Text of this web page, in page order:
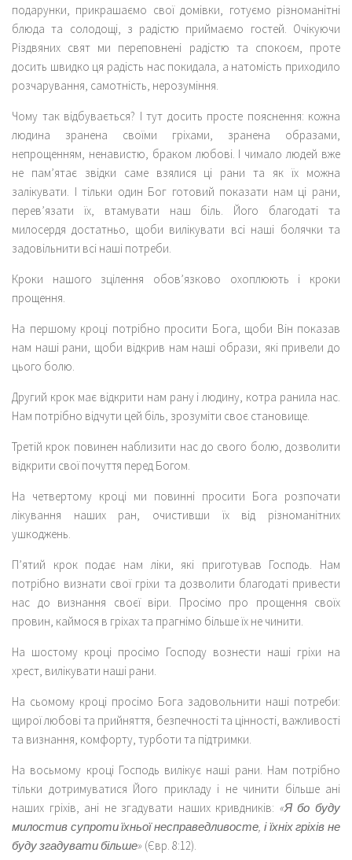
подарунки, прикрашаємо свої домівки, готуємо різноманітні
блюда та солодощі, з радістю приймаємо гостей. Очікуючи
Різдвяних свят ми переповнені радістю та спокоєм, проте
досить швидко ця радість нас покидала, а натомість приходило
розчарування, самотність, нерозуміння.
Чому так відбувається? І тут досить просте пояснення: кожна
людина зранена своїми гріхами, зранена образами,
непрощенням, ненавистю, браком любові. І чимало людей вже
не пам’ятає звідки саме взялися ці рани та як їх можна
залікувати. І тільки один Бог готовий показати нам ці рани,
перев’язати їх, втамувати наш біль. Його благодаті та
милосердя достатньо, щоби вилікувати всі наші болячки та
задовільнити всі наші потреби.
Кроки нашого зцілення обов’язково охоплюють і кроки
прощення.
На першому кроці потрібно просити Бога, щоби Він показав
нам наші рани, щоби відкрив нам наші образи, які привели до
цього болю.
Другий крок має відкрити нам рану і людину, котра ранила нас.
Нам потрібно відчути цей біль, зрозуміти своє становище.
Третій крок повинен наблизити нас до свого болю, дозволити
відкрити свої почуття перед Богом.
На четвертому кроці ми повинні просити Бога розпочати
лікування наших ран, очистивши їх від різноманітних
ушкоджень.
П’ятий крок подає нам ліки, які приготував Господь. Нам
потрібно визнати свої гріхи та дозволити благодаті привести
нас до визнання своєї віри. Просімо про прощення своїх
провин, каймося в гріхах та прагнімо більше їх не чинити.
На шостому кроці просімо Господу вознести наші гріхи на
хрест, вилікувати наші рани.
На сьомому кроці просімо Бога задовольнити наші потреби:
щирої любові та прийняття, безпечності та цінності, важливості
та визнання, комфорту, турботи та підтримки.
На восьмому кроці Господь вилікує наші рани. Нам потрібно
тільки дотримуватися Його прикладу і не чинити більше ані
наших гріхів, ані не згадувати наших кривдників: «Я бо буду
милостив супроти їхньої несправедливосте, і їхніх гріхів не
буду згадувати більше» (Євр. 8:12).